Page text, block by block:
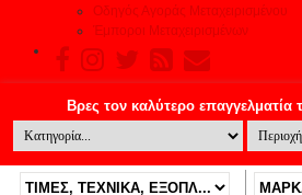
Οδηγός Αγοράς Μεταχειρισμένου
Έμποροι Μεταχειρισμένων